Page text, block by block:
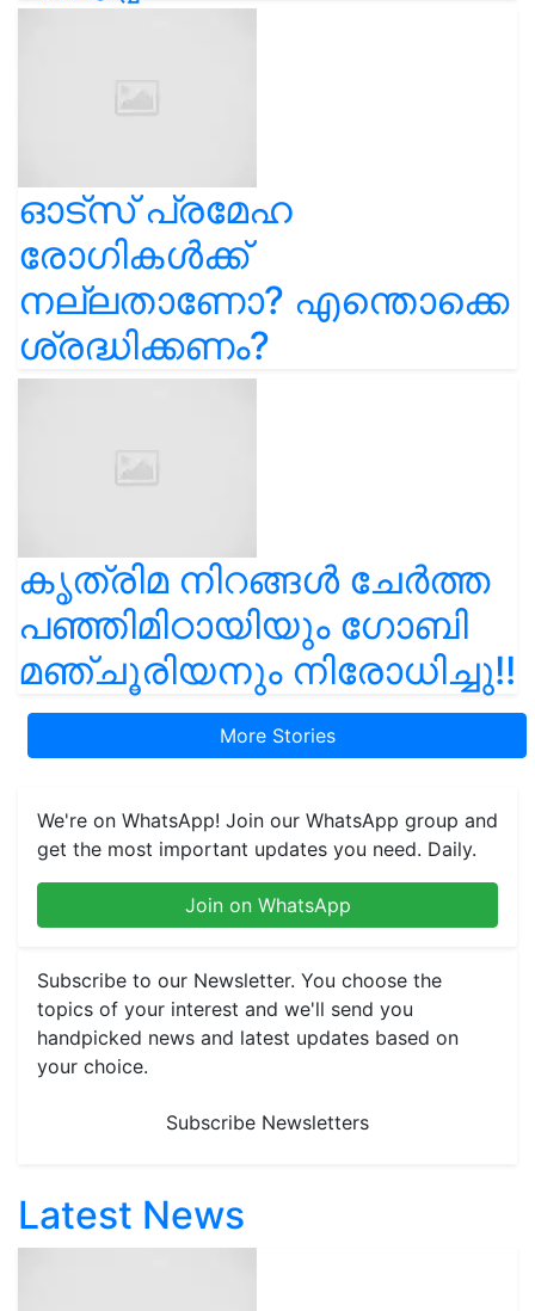
ഓട്സ് പ്രമേഹ
രോഗികൾക്ക്
നല്ലതാണോ? എന്തൊക്കെ
ശ്രദ്ധിക്കണം?
കൃത്രിമ നിറങ്ങൾ ചേർത്ത
പഞ്ഞിമിഠായിയും ഗോബി
മഞ്ചൂരിയനും നിരോധിച്ചു!!
More Stories
We're on WhatsApp! Join our WhatsApp group and
get the most important updates you need. Daily.
Join on WhatsApp
Subscribe to our Newsletter. You choose the
topics of your interest and we'll send you
handpicked news and latest updates based on
your choice.
Subscribe Newsletters
Latest News